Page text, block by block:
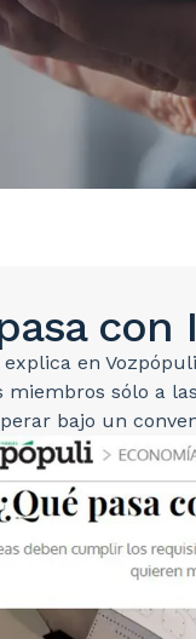
con
explica en
miembros sólo a
bajo un